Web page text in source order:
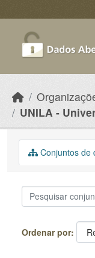
UNILA -
Conjuntos de
Ordenar por